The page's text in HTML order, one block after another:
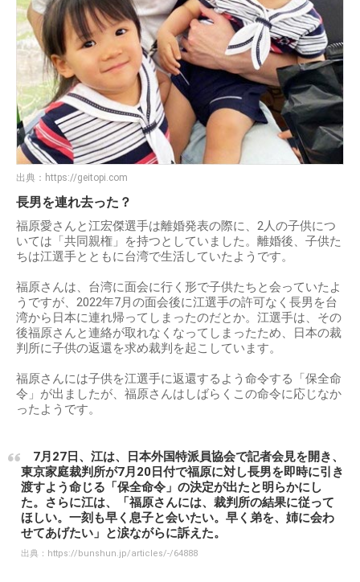
出典： https://geitopi.com
長男を連れ去った？
福原愛さんと江宏傑選手は離婚発表の際に、2人の子供につ
いては「共同親権」を持つとしていました。離婚後、子供た
ちは江選手とともに台湾で生活していたようです。
福原さんは、台湾に面会に行く形で子供たちと会っていたよ
うですが、2022年7月の面会後に江選手の許可なく長男を台
湾から日本に連れ帰ってしまったのだとか。江選手は、その
後福原さんと連絡が取れなくなってしまったため、日本の裁
判所に子供の返還を求め裁判を起こしています。
福原さんには子供を江選手に返還するよう命令する「保全命
令」が出ましたが、福原さんはしばらくこの命令に応じなか
ったようです。
7月27日、江は、日本外国特派員協会で記者会見を開き、
東京家庭裁判所が7月20日付で福原に対し長男を即時に引き
渡すよう命じる「保全命令」の決定が出たと明らかにし
た。さらに江は、「福原さんには、裁判所の結果に従って
ほしい。一刻も早く息子と会いたい。早く弟を、姉に会わ
せてあげたい」と涙ながらに訴えた。
出典： https://bunshun.jp/articles/-/64888